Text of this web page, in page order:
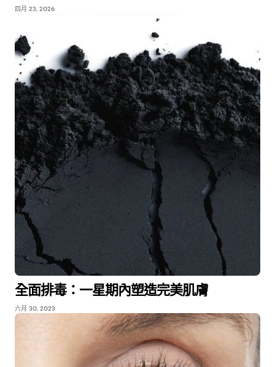
四月 23, 2026
全面排毒：一星期內塑造完美肌膚
六月 30, 2023